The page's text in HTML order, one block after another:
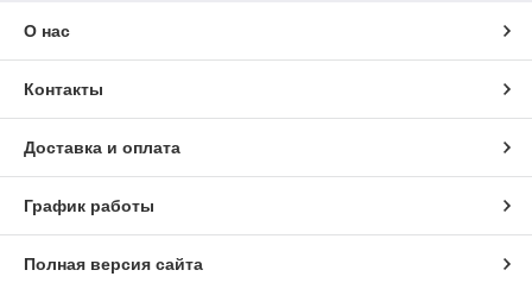
О нас
Контакты
Доставка и оплата
График работы
Полная версия сайта